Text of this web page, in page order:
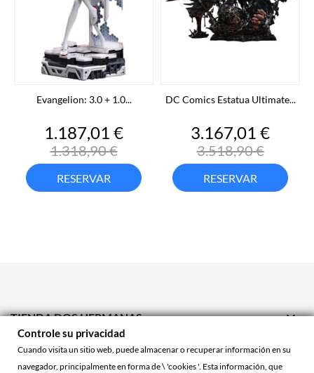
Evangelion: 3.0 + 1.0...
Precio
1.187,01 €Precio
1.318,90 €
RESERVAR
DC Comics Estatua Ultimate...
Precio
3.167,01 €
3.518,90 €
RESERVAR
TIENDA DOS HERMANAS 
TIENDA ONLINE 
Controle su privacidad
Cuando visita un sitio web, puede almacenar o recuperar información en su
navegador, principalmente en forma de \ 'cookies '. Esta información, que